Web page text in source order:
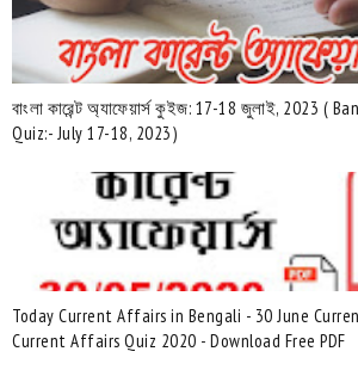
বাংলা কারেন্ট অ্যাফেয়ার্স কুইজ: 17-18 জুলাই, 2023 (
Quiz:- July 17-18, 2023)
Today Current Affairs in Bengali - 30 June
Current Affairs Quiz 2020 - Download Free PDF